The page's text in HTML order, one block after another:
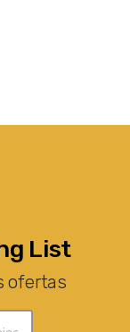
List
ofertas